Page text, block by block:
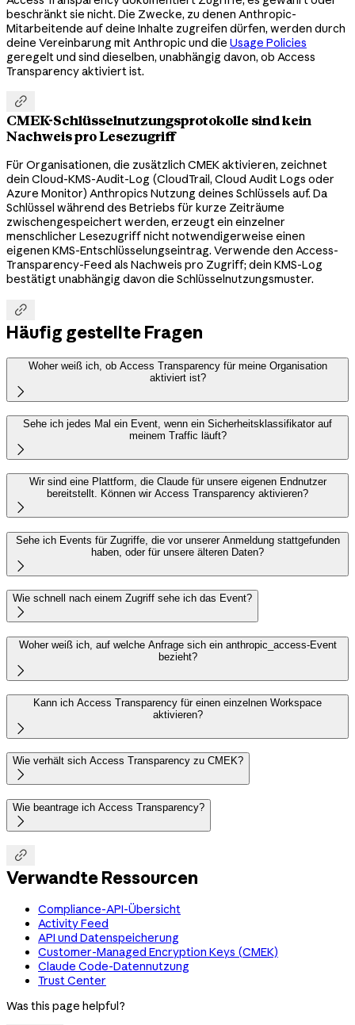
beschränkt sie nicht. Die Zwecke, zu denen Anthropic-
Mitarbeitende auf deine Inhalte zugreifen dürfen, werden durch
deine Vereinbarung mit Anthropic und die Usage Policies
geregelt und sind dieselben, unabhängig davon, ob Access
Transparency aktiviert ist.

CMEK-Schlüsselnutzungsprotokolle sind kein
Nachweis pro Lesezugriff
Für Organisationen, die zusätzlich CMEK aktivieren, zeichnet
dein Cloud-KMS-Audit-Log (CloudTrail, Cloud Audit Logs oder
Azure Monitor) Anthropics Nutzung deines Schlüssels auf. Da
Schlüssel während des Betriebs für kurze Zeiträume
zwischengespeichert werden, erzeugt ein einzelner
menschlicher Lesezugriff nicht notwendigerweise einen
eigenen KMS-Entschlüsselungseintrag. Verwende den Access-
Transparency-Feed als Nachweis pro Zugriff; dein KMS-Log
bestätigt unabhängig davon die Schlüsselnutzungsmuster.

Häufig gestellte Fragen
Woher weiß ich, ob Access Transparency für meine Organisation
aktiviert ist?

Sehe ich jedes Mal ein Event, wenn ein Sicherheitsklassifikator auf
meinem Traffic läuft?

Wir sind eine Plattform, die Claude für unsere eigenen Endnutzer
bereitstellt. Können wir Access Transparency aktivieren?

Sehe ich Events für Zugriffe, die vor unserer Anmeldung stattgefunden
haben, oder für unsere älteren Daten?

Wie schnell nach einem Zugriff sehe ich das Event?

Woher weiß ich, auf welche Anfrage sich ein anthropic_access-Event
bezieht?

Kann ich Access Transparency für einen einzelnen Workspace
aktivieren?

Wie verhält sich Access Transparency zu CMEK?

Wie beantrage ich Access Transparency?


Verwandte Ressourcen
Compliance-API-Übersicht
Activity Feed
API und Datenspeicherung
Customer-Managed Encryption Keys (CMEK)
Claude Code-Datennutzung
Trust Center
Was this page helpful?